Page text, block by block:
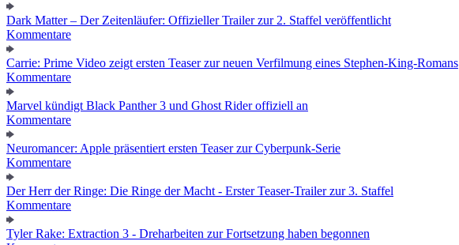
Dark Matter – Der Zeitenläufer: Offizieller Trailer zur 2. Staffel veröffentlicht
Kommentare
Carrie: Prime Video zeigt ersten Teaser zur neuen Verfilmung eines Stephen-King-Romans
Kommentare
Marvel kündigt Black Panther 3 und Ghost Rider offiziell an
Kommentare
Neuromancer: Apple präsentiert ersten Teaser zur Cyberpunk-Serie
Kommentare
Der Herr der Ringe: Die Ringe der Macht - Erster Teaser-Trailer zur 3. Staffel
Kommentare
Tyler Rake: Extraction 3 - Dreharbeiten zur Fortsetzung haben begonnen